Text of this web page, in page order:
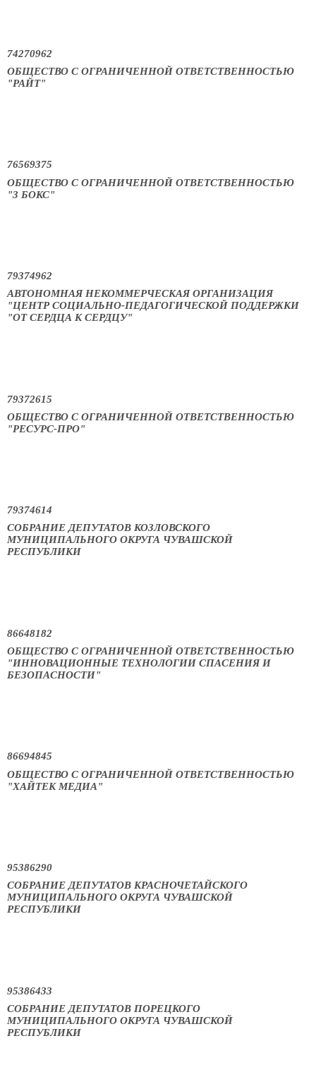
74270962
ОБЩЕСТВО С ОГРАНИЧЕННОЙ ОТВЕТСТВЕННОСТЬЮ
"РАЙТ"
76569375
ОБЩЕСТВО С ОГРАНИЧЕННОЙ ОТВЕТСТВЕННОСТЬЮ
"3 БОКС"
79374962
АВТОНОМНАЯ НЕКОММЕРЧЕСКАЯ ОРГАНИЗАЦИЯ
"ЦЕНТР СОЦИАЛЬНО-ПЕДАГОГИЧЕСКОЙ ПОДДЕРЖКИ
"ОТ СЕРДЦА К СЕРДЦУ"
79372615
ОБЩЕСТВО С ОГРАНИЧЕННОЙ ОТВЕТСТВЕННОСТЬЮ
"РЕСУРС-ПРО"
79374614
СОБРАНИЕ ДЕПУТАТОВ КОЗЛОВСКОГО
МУНИЦИПАЛЬНОГО ОКРУГА ЧУВАШСКОЙ
РЕСПУБЛИКИ
86648182
ОБЩЕСТВО С ОГРАНИЧЕННОЙ ОТВЕТСТВЕННОСТЬЮ
"ИННОВАЦИОННЫЕ ТЕХНОЛОГИИ СПАСЕНИЯ И
БЕЗОПАСНОСТИ"
86694845
ОБЩЕСТВО С ОГРАНИЧЕННОЙ ОТВЕТСТВЕННОСТЬЮ
"ХАЙТЕК МЕДИА"
95386290
СОБРАНИЕ ДЕПУТАТОВ КРАСНОЧЕТАЙСКОГО
МУНИЦИПАЛЬНОГО ОКРУГА ЧУВАШСКОЙ
РЕСПУБЛИКИ
95386433
СОБРАНИЕ ДЕПУТАТОВ ПОРЕЦКОГО
МУНИЦИПАЛЬНОГО ОКРУГА ЧУВАШСКОЙ
РЕСПУБЛИКИ